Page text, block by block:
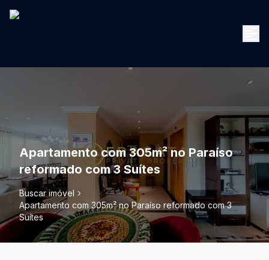
Apartamento com 305m² no Paraíso
reformado com 3 Suítes
Buscar imóvel
Apartamento com 305m² no Paraíso reformado com 3
Suítes